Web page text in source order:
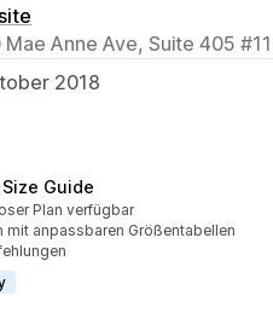
Mae Anne Ave, Suite 405
2018
Guide
Plan verfügbar
mit anpassbaren Größentabellen